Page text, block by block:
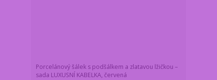
Porcelánový šálek s podšálkem a zlatavou lžičkou –
sada LUXUSNÍ KABELKA, červená